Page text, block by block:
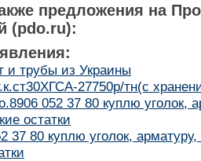
предложения на
(pdo.ru):
и трубы из Украины
27750р/тн(с
052 37 80 куплю уголок,
остатки
37 80 куплю уголок,